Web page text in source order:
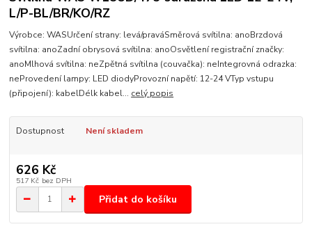
L/P-BL/BR/KO/RZ
Výrobce: WASUrčení strany: levá/praváSměrová svítilna: anoBrzdová
svítilna: anoZadní obrysová svítilna: anoOsvětlení registrační značky:
anoMlhová svítilna: neZpětná svítilna (couvačka): neIntegrovná odrazka:
neProvedení lampy: LED diodyProvozní napětí: 12-24 VTyp vstupu
(připojení): kabelDélk kabel... celý popis
Dostupnost Není skladem
626 Kč
517 Kč bez DPH
Přidat do košíku